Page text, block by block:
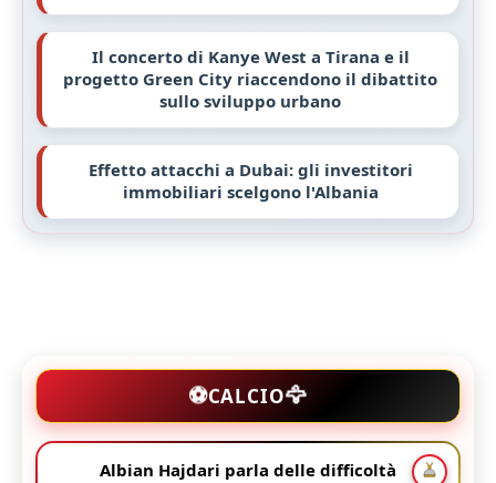
Il concerto di Kanye West a Tirana e il
progetto Green City riaccendono il dibattito
sullo sviluppo urbano
Effetto attacchi a Dubai: gli investitori
immobiliari scelgono l'Albania
⚽CALCIO🦅
Albian Hajdari parla delle difficoltà